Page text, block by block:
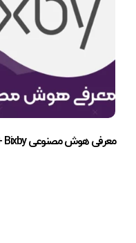
معرفی هوش مصنوعی Bixby + بررسی 6 قابلیت آن